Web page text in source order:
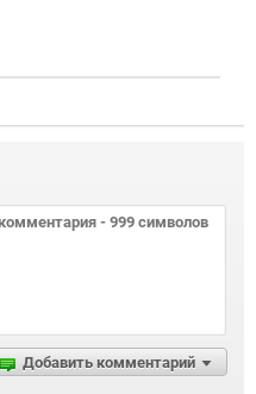
Добавить комментарий